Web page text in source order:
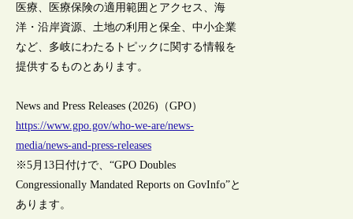
医療、医療保険の適用範囲とアクセス、海
洋・沿岸資源、土地の利用と保全、中小企業
など、多岐にわたるトピックに関する情報を
提供するものとあります。
News and Press Releases (2026)（GPO）
https://www.gpo.gov/who-we-are/news-
media/news-and-press-releases
※5月13日付けで、“GPO Doubles
Congressionally Mandated Reports on GovInfo”と
あります。